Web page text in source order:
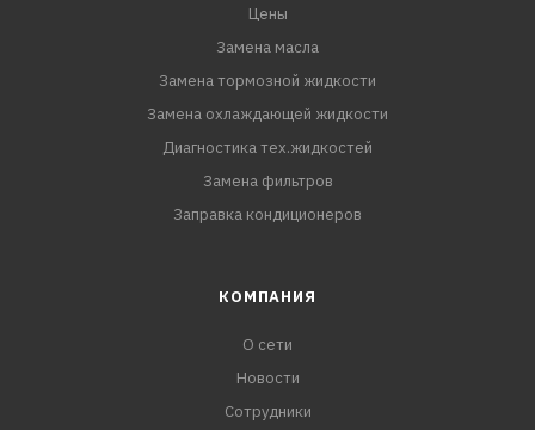
Цены
Замена масла
Замена тормозной жидкости
Замена охлаждающей жидкости
Диагностика тех.жидкостей
Замена фильтров
Заправка кондиционеров
КОМПАНИЯ
О сети
Новости
Сотрудники